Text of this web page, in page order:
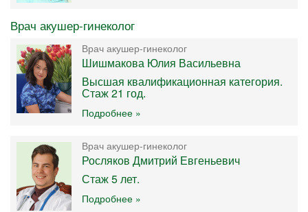
Врач акушер-гинеколог
Врач акушер-гинеколог
Шишмакова Юлия Васильевна
Высшая квалификационная категория.
Стаж 21 год.
Подробнее »
Врач акушер-гинеколог
Росляков Дмитрий Евгеньевич
Стаж 5 лет.
Подробнее »